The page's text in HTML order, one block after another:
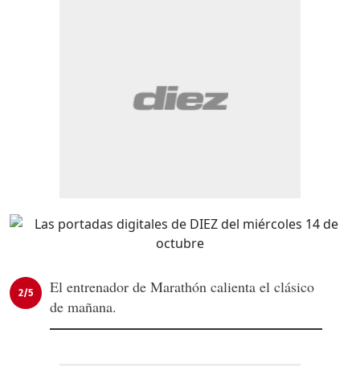
2/5
El entrenador de Marathón calienta el clásico
de mañana.